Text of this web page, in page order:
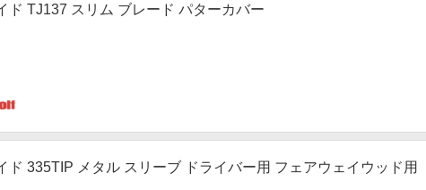
ド TJ137 スリム ブレード パターカバー
ド 335TIP メタル スリーブ ドライバー用 フェアウェイウッド用